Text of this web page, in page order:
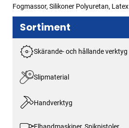
Fogmassor, Silikoner Polyuretan, Latex
Sortiment
Skärande- och hållande verktyg
Slipmaterial
Handverktyg